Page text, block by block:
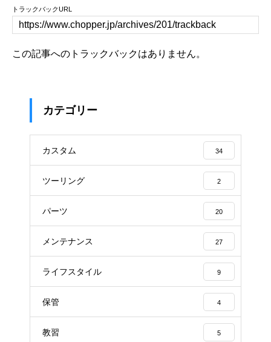
トラックバックURL
この記事へのトラックバックはありません。
カテゴリー
カスタム 34
ツーリング 2
パーツ 20
メンテナンス 27
ライフスタイル 9
保管 4
教習 5